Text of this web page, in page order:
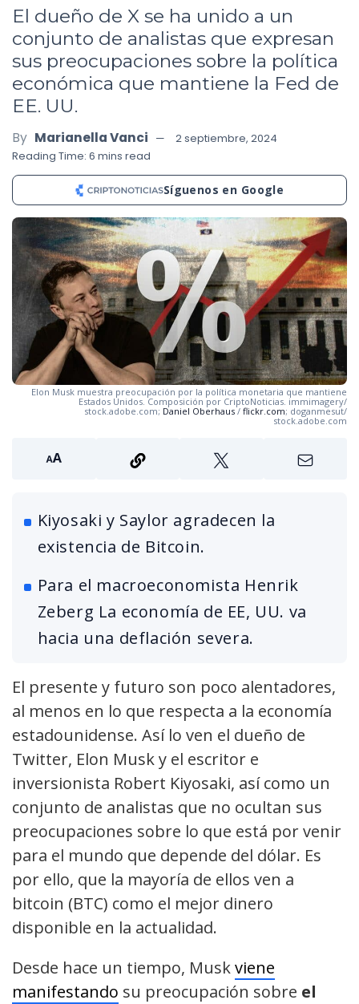
El dueño de X se ha unido a un
conjunto de analistas que expresan
sus preocupaciones sobre la política
económica que mantiene la Fed de
EE. UU.
By Marianella Vanci
2 septiembre, 2024
Reading Time: 6 mins read
Síguenos en Google
Elon Musk muestra preocupación por la política monetaria que mantiene
Estados Unidos. Composición por CriptoNoticias. immimagery/
stock.adobe.com; Daniel Oberhaus/ flickr.com; doganmesut/
stock.adobe.com
Kiyosaki y Saylor agradecen la
existencia de Bitcoin.
Para el macroeconomista Henrik
Zeberg La economía de EE, UU. va
hacia una deflación severa.
El presente y futuro son poco alentadores,
al menos en lo que respecta a la economía
estadounidense. Así lo ven el dueño de
Twitter, Elon Musk y el escritor e
inversionista Robert Kiyosaki, así como un
conjunto de analistas que no ocultan sus
preocupaciones sobre lo que está por venir
para el mundo que depende del dólar. Es
por ello, que la mayoría de ellos ven a
bitcoin (BTC) como el mejor dinero
disponible en la actualidad.
Desde hace un tiempo, Muskviene
manifestando su preocupación sobre el